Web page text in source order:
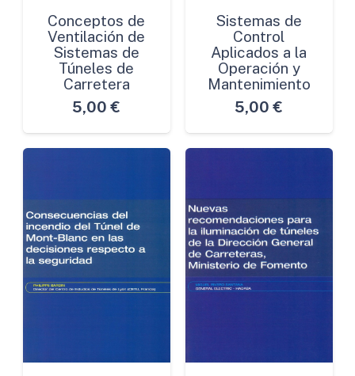
Conceptos de
Ventilación de
Sistemas de
Túneles de
Carretera
5,00 €
Sistemas de
Control
Aplicados a la
Operación y
Mantenimiento
5,00 €